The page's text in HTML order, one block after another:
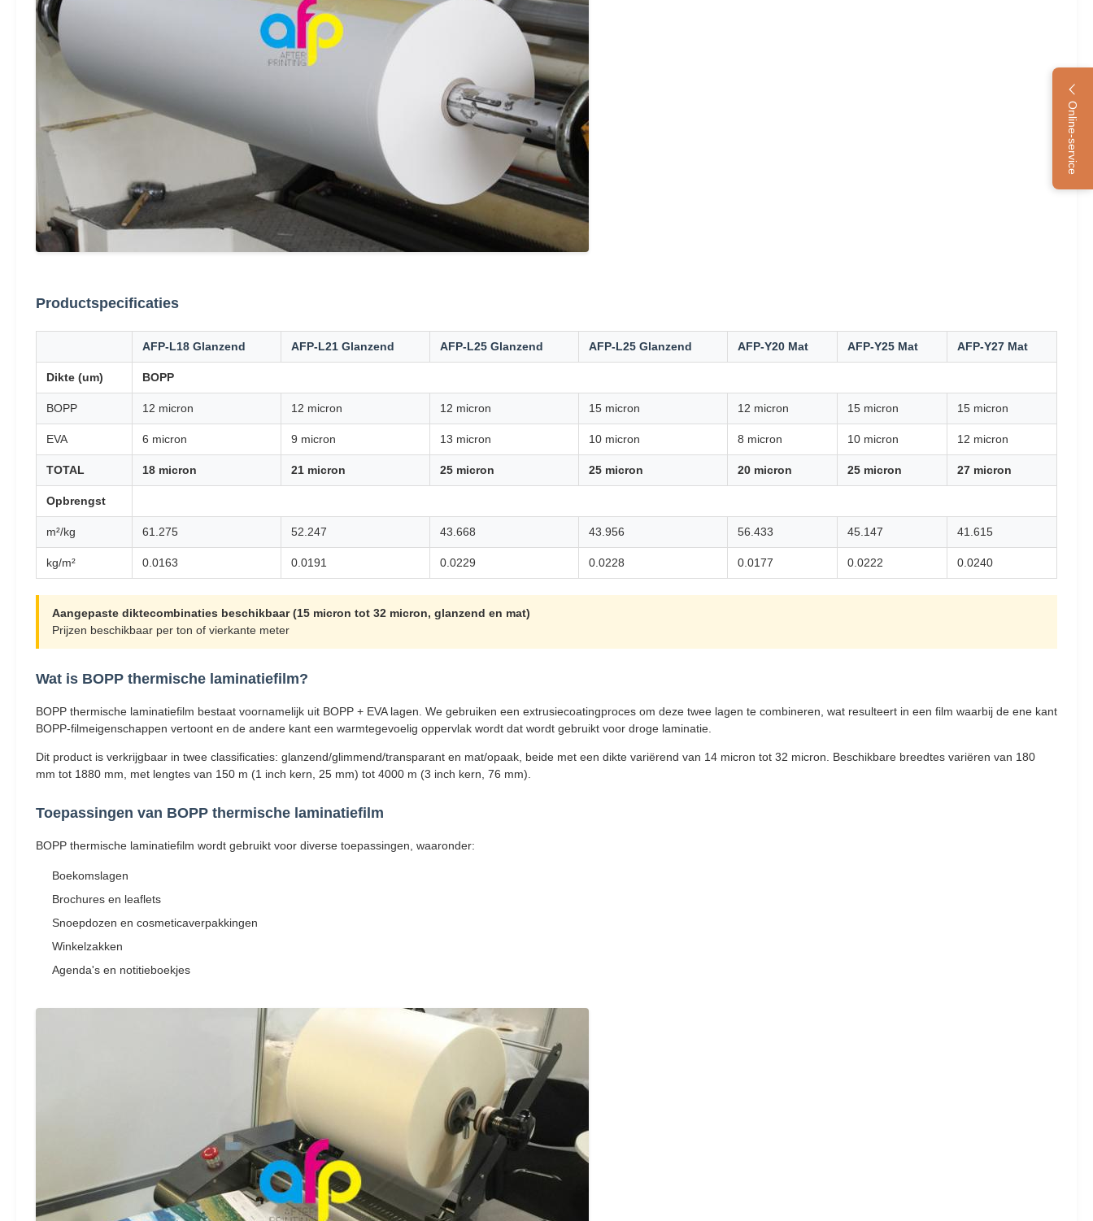
Online-service
Productspecificaties
AFP-L18 Glanzend AFP-L21 Glanzend AFP-L25 Glanzend AFP-L25 Glanzend AFP-Y20 Mat AFP-Y25 Mat AFP-Y27 Mat
Dikte (um) BOPP
BOPP 12 micron 12 micron 12 micron 15 micron 12 micron 15 micron 15 micron
EVA 6 micron 9 micron 13 micron 10 micron 8 micron 10 micron 12 micron
TOTAL 18 micron 21 micron 25 micron 25 micron 20 micron 25 micron 27 micron
Opbrengst
m²/kg 61.275 52.247 43.668 43.956 56.433 45.147 41.615
kg/m² 0.0163 0.0191 0.0229 0.0228 0.0177 0.0222 0.0240
Aangepaste diktecombinaties beschikbaar (15 micron tot 32 micron, glanzend en mat)
Prijzen beschikbaar per ton of vierkante meter
Wat is BOPP thermische laminatiefilm?
BOPP thermische laminatiefilm bestaat voornamelijk uit BOPP + EVA lagen. We gebruiken een extrusiecoatingproces om deze twee lagen te combineren, wat resulteert in een film waarbij de ene kant
BOPP-filmeigenschappen vertoont en de andere kant een warmtegevoelig oppervlak wordt dat wordt gebruikt voor droge laminatie.
Dit product is verkrijgbaar in twee classificaties: glanzend/glimmend/transparant en mat/opaak, beide met een dikte variërend van 14 micron tot 32 micron. Beschikbare breedtes variëren van 180
mm tot 1880 mm, met lengtes van 150 m (1 inch kern, 25 mm) tot 4000 m (3 inch kern, 76 mm).
Toepassingen van BOPP thermische laminatiefilm
BOPP thermische laminatiefilm wordt gebruikt voor diverse toepassingen, waaronder:
Boekomslagen
Brochures en leaflets
Snoepdozen en cosmeticaverpakkingen
Winkelzakken
Agenda's en notitieboekjes